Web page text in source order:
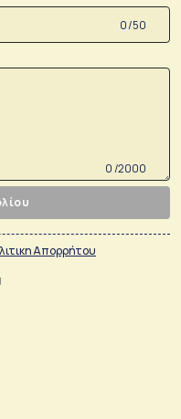
0 /50
0 /2000
Απορρήτου